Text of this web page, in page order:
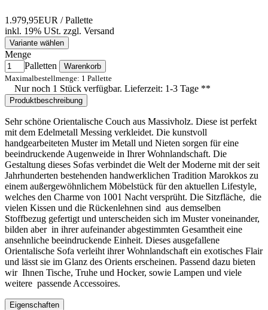
1.979,95EUR / Pallette
inkl. 19% USt. zzgl. Versand
Variante wählen
Menge
Palletten
Warenkorb
Maximalbestellmenge: 1 Pallette
Nur noch 1 Stück verfügbar. Lieferzeit: 1-3 Tage **
Produktbeschreibung
Sehr schöne Orientalische Couch aus Massivholz. Diese ist perfekt
mit dem Edelmetall Messing verkleidet. Die kunstvoll
handgearbeiteten Muster im Metall und Nieten sorgen für eine
beeindruckende Augenweide in Ihrer Wohnlandschaft. Die
Gestaltung dieses Sofas verbindet die Welt der Moderne mit der seit
Jahrhunderten bestehenden handwerklichen Tradition Marokkos zu
einem außergewöhnlichem Möbelstück für den aktuellen Lifestyle,
welches den Charme von 1001 Nacht versprüht. Die Sitzfläche, die
vielen Kissen und die Rückenlehnen sind aus demselben
Stoffbezug gefertigt und unterscheiden sich im Muster voneinander,
bilden aber in ihrer aufeinander abgestimmten Gesamtheit eine
ansehnliche beeindruckende Einheit. Dieses ausgefallene
Orientalische Sofa verleiht ihrer Wohnlandschaft ein exotisches Flair
und lässt sie im Glanz des Orients erscheinen. Passend dazu bieten
wir Ihnen Tische, Truhe und Hocker, sowie Lampen und viele
weitere passende Accessoires.
Eigenschaften